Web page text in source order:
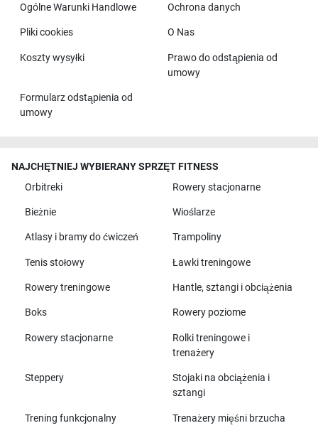
Ogólne Warunki Handlowe
Ochrona danych
Pliki cookies O Nas
Koszty wysyłki
Prawo do odstąpienia od
umowy
Formularz odstąpienia od
umowy
NAJCHĘTNIEJ WYBIERANY SPRZĘT FITNESS
Orbitreki
Rowery stacjonarne
Bieżnie Wioślarze
Atlasy i bramy do ćwiczeń Trampoliny
Tenis stołowy Ławki treningowe
Rowery treningowe Hantle, sztangi i obciążenia
Boks Rowery poziome
Rowery stacjonarne
Rolki treningowe i
trenażery
Steppery
Stojaki na obciążenia i
sztangi
Trening funkcjonalny Trenażery mięśni brzucha